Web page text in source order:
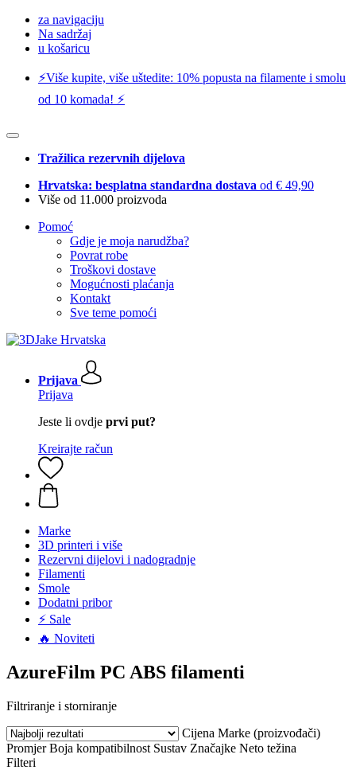
za navigaciju
Na sadržaj
u košaricu
⚡️Više kupite, više uštedite: 10% popusta na filamente i smolu
od 10 komada! ⚡️
Tražilica rezervnih dijelova
Hrvatska: besplatna standardna dostava od € 49,90
Više od 11.000 proizvoda
Pomoć
Gdje je moja narudžba?
Povrat robe
Troškovi dostave
Mogućnosti plaćanja
Kontakt
Sve teme pomoći
Prijava
Prijava
Jeste li ovdje prvi put?
Kreirajte račun
Marke
3D printeri i više
Rezervni dijelovi i nadogradnje
Filamenti
Smole
Dodatni pribor
⚡ Sale
🔥 Noviteti
AzureFilm PC ABS filamenti
Filtriranje i storniranje
Cijena Marke (proizvođači)
Promjer Boja kompatibilnost Sustav Značajke Neto težina
Filteri